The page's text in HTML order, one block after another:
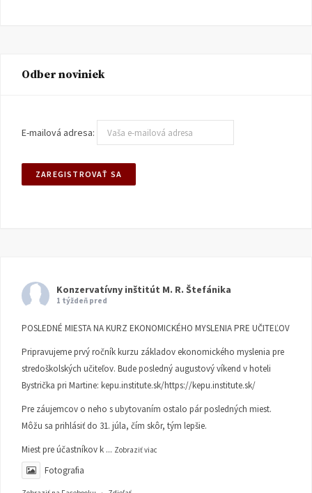
Odber noviniek
E-mailová adresa:
Konzervatívny inštitút M. R. Štefánika
1 týždeň pred
POSLEDNÉ MIESTA NA KURZ EKONOMICKÉHO MYSLENIA PRE UČITEĽOV
Pripravujeme prvý ročník kurzu základov ekonomického myslenia pre
stredoškolských učiteľov. Bude posledný augustový víkend v hoteli
Bystrička pri Martine: kepu.institute.sk/https://kepu.institute.sk/
Pre záujemcov o neho s ubytovaním ostalo pár posledných miest.
Môžu sa prihlásiť do 31. júla, čím skôr, tým lepšie.
Miest pre účastníkov k ... Zobraziť viac
Fotografia